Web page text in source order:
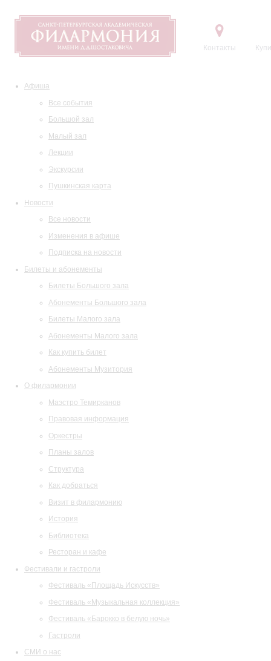
Контакты
Афиша
Все события
Большой зал
Малый зал
Лекции
Экскурсии
Пушкинская карта
Новости
Все новости
Изменения в афише
Подписка на новости
Билеты и абонементы
Билеты Большого зала
Абонементы Большого зала
Билеты Малого зала
Абонементы Малого зала
Как купить билет
Абонементы Музитория
О филармонии
Маэстро Темирканов
Правовая информация
Оркестры
Планы залов
Структура
Как добраться
Визит в филармонию
История
Библиотека
Ресторан и кафе
Фестивали и гастроли
Фестиваль «Площадь Искусств»
Фестиваль «Музыкальная коллекция»
Фестиваль «Барокко в белую ночь»
Гастроли
СМИ о нас